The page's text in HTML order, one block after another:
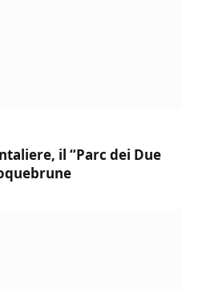
il “Parc dei Due